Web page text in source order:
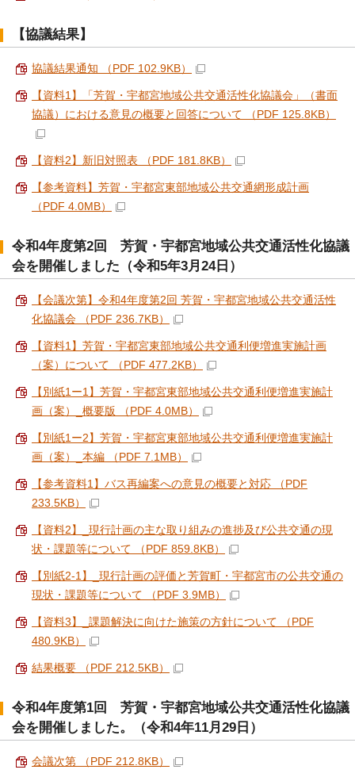
【協議結果】
協議結果通知 （PDF 102.9KB）
【資料1】「芳賀・宇都宮地域公共交通活性化協議会」（書面
協議）における意見の概要と回答について （PDF 125.8KB）
【資料2】新旧対照表 （PDF 181.8KB）
【参考資料】芳賀・宇都宮東部地域公共交通網形成計画
（PDF 4.0MB）
令和4年度第2回 芳賀・宇都宮地域公共交通活性化協議
会を開催しました（令和5年3月24日）
【会議次第】令和4年度第2回 芳賀・宇都宮地域公共交通活性
化協議会 （PDF 236.7KB）
【資料1】芳賀・宇都宮東部地域公共交通利便増進実施計画
（案）について （PDF 477.2KB）
【別紙1ー1】芳賀・宇都宮東部地域公共交通利便増進実施計
画（案）_概要版 （PDF 4.0MB）
【別紙1ー2】芳賀・宇都宮東部地域公共交通利便増進実施計
画（案）_本編 （PDF 7.1MB）
【参考資料1】バス再編案への意見の概要と対応 （PDF
233.5KB）
【資料2】_現行計画の主な取り組みの進捗及び公共交通の現
状・課題等について （PDF 859.8KB）
【別紙2-1】_現行計画の評価と芳賀町・宇都宮市の公共交通の
現状・課題等について （PDF 3.9MB）
【資料3】_課題解決に向けた施策の方針について （PDF
480.9KB）
結果概要 （PDF 212.5KB）
令和4年度第1回 芳賀・宇都宮地域公共交通活性化協議
会を開催しました。（令和4年11月29日）
会議次第 （PDF 212.8KB）